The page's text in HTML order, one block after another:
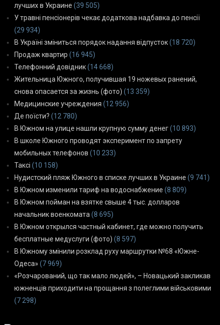
лучших в Украине (39 505)
У травні пенсіонерів чекає додаткова надбавка до пенсії
(29 934)
В Україні зміниться порядок надання відпусток(18 720)
Продаж квартир (16 945)
Телефонний довідник(14 668)
Жительница Южного, получившая 19 ножевых ранений,
снова опасается за жизнь (фото) (13 359)
Медицинские учреждения (12 956)
Де поїсти? (12 780)
В Южном на улице нашли крупную сумму денег(10 893)
В школе Южного проводят эксперимент по запрету
мобильных телефонов (10 233)
Таксі (10 158)
Нудистский пляж Южного в списке лучших в Украине (9 741)
В Южном изменили тариф на водоснабжение (8 809)
В Южном пойман на взятке свыше 4 тыс. долларов
начальник военкомата (8 695)
В Южном открылся частный кабинет, где можно получить
бесплатные медуслуги (фото) (8 597)
В Южному змінили розклад руху маршрутки №68 «Южне-
Одеса» (7 969)
«Розчарований, що так мало людей», – Новацький закликав
южненців приходити на прощання з полеглими військовими
(7 298)